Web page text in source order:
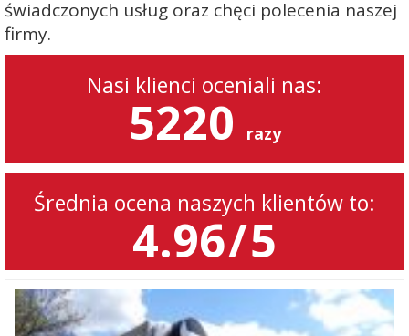
świadczonych usług oraz chęci polecenia naszej
firmy.
Nasi klienci oceniali nas:
5220 razy
Średnia ocena naszych klientów to:
4.96/5